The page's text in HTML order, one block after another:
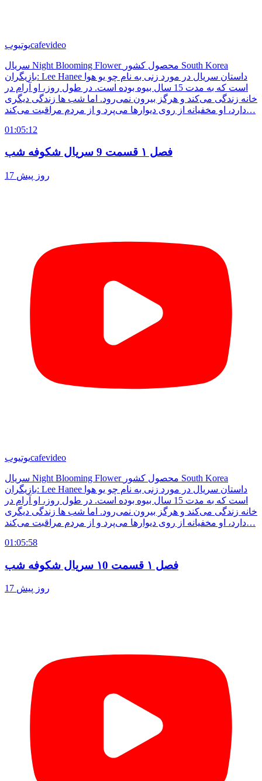
یوتیوبcafevideo
سریال Night Blooming Flower محصول کشور South Korea
بازیگران: Lee Hanee داستان سریال در مورد زنی به نام چو یو هوا
است که به مدت 15 سال بیوه بوده است. در طول روز، او آرام در
خانه زندگی می‌کند و هرگز بیرون نمی‌رود. اما شب ها زندگی دیگری
دارد، او مخفیانه از روی دیوارها می‌پرد و از مردم مراقبت می‌کند…
01:05:12
فصل ۱ قسمت 9 سریال شکوفه شب
17 روز پیش
یوتیوبcafevideo
سریال Night Blooming Flower محصول کشور South Korea
بازیگران: Lee Hanee داستان سریال در مورد زنی به نام چو یو هوا
است که به مدت 15 سال بیوه بوده است. در طول روز، او آرام در
خانه زندگی می‌کند و هرگز بیرون نمی‌رود. اما شب ها زندگی دیگری
دارد، او مخفیانه از روی دیوارها می‌پرد و از مردم مراقبت می‌کند…
01:05:58
فصل ۱ قسمت ۱0 سریال شکوفه شب
17 روز پیش